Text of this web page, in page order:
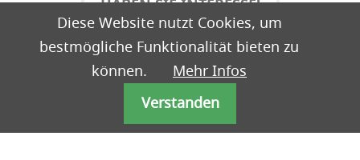
HABEN SIE INTERESSE!
Impressum Datenschutz
Diese Website nutzt Cookies, um
bestmögliche Funktionalität bieten zu
können.
Mehr Infos
Verstanden